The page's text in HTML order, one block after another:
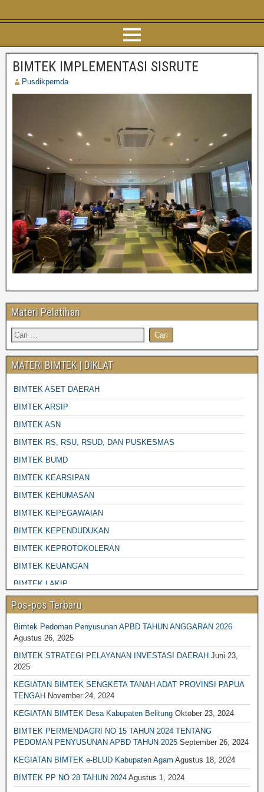
BIMTEK IMPLEMENTASI SISRUTE
Pusdikpemda
Materi Pelatihan
MATERI BIMTEK | DIKLAT
BIMTEK ASET DAERAH
BIMTEK ARSIP
BIMTEK ASN
BIMTEK RS, RSU, RSUD, DAN PUSKESMAS
BIMTEK BUMD
BIMTEK KEARSIPAN
BIMTEK KEHUMASAN
BIMTEK KEPEGAWAIAN
BIMTEK KEPENDUDUKAN
BIMTEK KEPROTOKOLERAN
BIMTEK KEUANGAN
BIMTEK LAKIP
BIMTEK LINGKUNGAN HIDUP
BIMTEK DESA-DESA
BIMTEK PENGELOLAAN SAMPAH
BIMTEK PENGELOLAAN KEAUANGAN
BIMTEK PERPAJAKAN
BIMTEK PERTANAHAN
BIMTEK LEGAL DRAFTING
BIMTEK RKPD
BIMTEK RPJPD RPJMD
BIMTEK SATPOL PP
Pos-pos Terbaru
Bimtek Pedoman Penyusunan APBD TAHUN ANGGARAN 2026
Agustus 26, 2025
BIMTEK STRATEGI PELAYANAN INVESTASI DAERAH Juni 23,
2025
KEGIATAN BIMTEK SENGKETA TANAH ADAT PROVINSI PAPUA
TENGAH November 24, 2024
KEGIATAN BIMTEK Desa Kabupaten Belitung Oktober 23, 2024
BIMTEK PERMENDAGRI NO 15 TAHUN 2024 TENTANG
PEDOMAN PENYUSUNAN APBD TAHUN 2025 September 26, 2024
KEGIATAN BIMTEK e-BLUD Kabupaten Agam Agustus 18, 2024
BIMTEK PP NO 28 TAHUN 2024 Agustus 1, 2024